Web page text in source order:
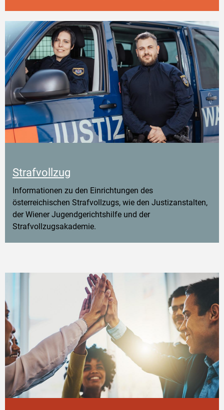
Strafvollzug
Informationen zu den Einrichtungen des
österreichischen Strafvollzugs, wie den Justizanstalten,
der Wiener Jugendgerichtshilfe und der
Strafvollzugsakademie.